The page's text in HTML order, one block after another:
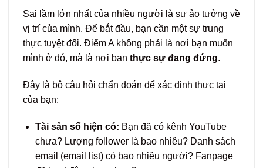
Sai lầm lớn nhất của nhiều người là sự ảo tưởng về
vị trí của mình. Để bắt đầu, bạn cần một sự trung
thực tuyệt đối. Điểm A không phải là nơi bạn muốn
mình ở đó, mà là nơi bạn thực sự đang đứng.
Đây là bộ câu hỏi chẩn đoán để xác định thực tại
của bạn:
Tài sản số hiện có: Bạn đã có kênh YouTube
chưa? Lượng follower là bao nhiêu? Danh sách
email (email list) có bao nhiêu người? Fanpage